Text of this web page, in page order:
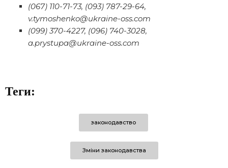
(067) 110-71-73, (093) 787-29-64,
v.tymoshenko@ukraine-oss.com
(099) 370-4227, (096) 740-3028,
a.prystupa@ukraine-oss.com
Теги:
законодавство
Зміни законодавства